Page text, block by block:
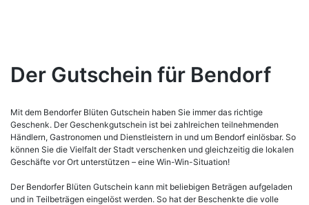
Der Gutschein für Bendorf
Mit dem Bendorfer Blüten Gutschein haben Sie immer das richtige
Geschenk. Der Geschenkgutschein ist bei zahlreichen teilnehmenden
Händlern, Gastronomen und Dienstleistern in und um Bendorf einlösbar. So
können Sie die Vielfalt der Stadt verschenken und gleichzeitig die lokalen
Geschäfte vor Ort unterstützen – eine Win-Win-Situation!
Der Bendorfer Blüten Gutschein kann mit beliebigen Beträgen aufgeladen
und in Teilbeträgen eingelöst werden. So hat der Beschenkte die volle